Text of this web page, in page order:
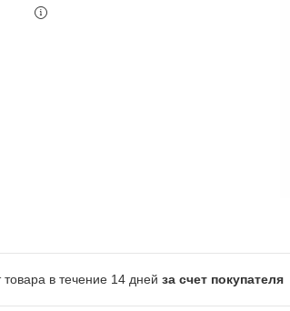
товара в течение 14 дней за счет покупателя